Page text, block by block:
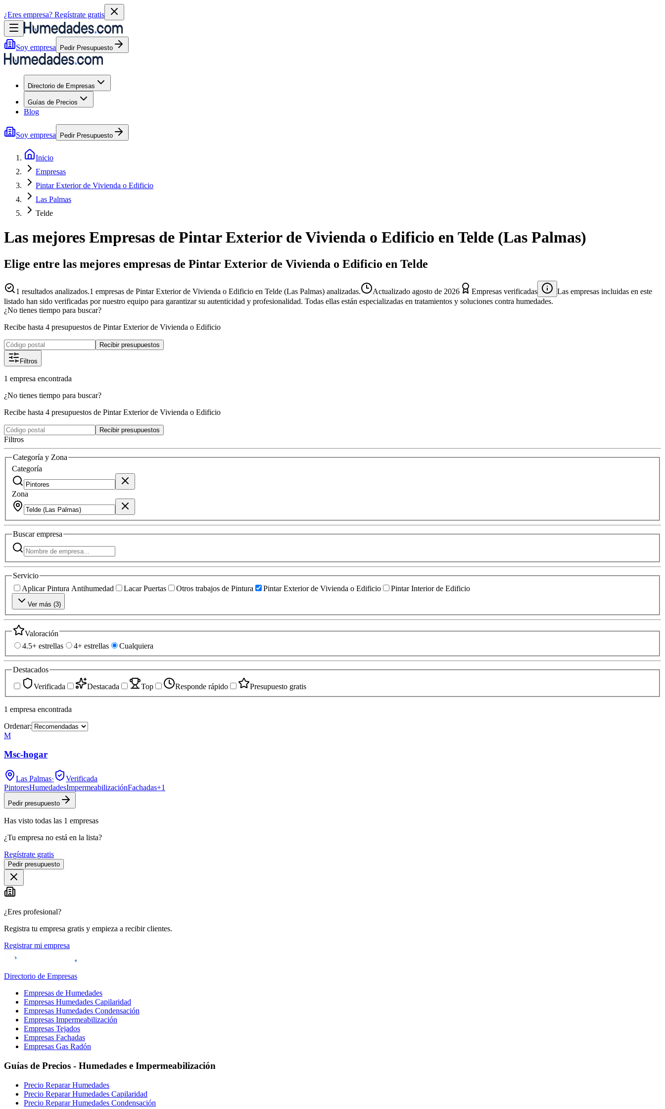
¿Eres empresa? Regístrate gratis
Soy empresa Pedir Presupuesto
Directorio de Empresas
Guías de Precios
Blog
Soy empresa Pedir Presupuesto
Inicio
Empresas
Pintar Exterior de Vivienda o Edificio
Las Palmas
Telde
Las mejores Empresas de Pintar Exterior de Vivienda o Edificio enTelde (Las Palmas)
Elige entre las mejores empresas de Pintar Exterior de Vivienda o Edificio en Telde
1 resultados analizados.1 empresas de Pintar Exterior de Vivienda o Edificio en Telde (Las Palmas) analizadas. Actualizado agosto de 2026 Empresas verificadas
Las empresas incluidas en este
listado han sido verificadas por nuestro equipo para garantizar su autenticidad y profesionalidad. Todas ellas están especializadas en tratamientos y soluciones contra humedades.
¿No tienes tiempo para buscar?
Recibe hasta 4 presupuestos de Pintar Exterior de Vivienda o Edificio
Recibir presupuestos
Filtros
1 empresa encontrada
¿No tienes tiempo para buscar?
Recibe hasta 4 presupuestos de Pintar Exterior de Vivienda o Edificio
Recibir presupuestos
Filtros
Categoría y Zona
Categoría
Zona
Buscarempresa
Servicio
Aplicar Pintura Antihumedad
Lacar Puertas Otros trabajos de Pintura Pintar Exterior de Vivienda o Edificio Pintar Interior de Edificio
Ver más (3)
Valoración
4.5+ estrellas
4+ estrellas Cualquiera
Destacados
Verificada
Destacada Top Responde rápido Presupuesto gratis
1 empresa encontrada
Ordenar:
M
Msc-hogar
Las Palmas·
Verificada
PintoresHumedadesImpermeabilizaciónFachadas+1
Pedir presupuesto
Has visto todas las 1 empresas
¿Tu empresa no está en la lista?
Regístrate gratis
Pedir presupuesto
¿Eres profesional?
Registra tu empresa gratis y empieza a recibir clientes.
Registrar mi empresa
Directorio de Empresas
Empresas de Humedades
Empresas Humedades Capilaridad
Empresas Humedades Condensación
Empresas Impermeabilización
Empresas Tejados
Empresas Fachadas
Empresas Gas Radón
Guías de Precios - Humedades e Impermeabilización
Precio Reparar Humedades
Precio Reparar Humedades Capilaridad
Precio Reparar Humedades Condensación